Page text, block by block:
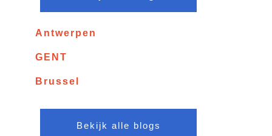
Antwerpen
GENT
Brussel
Bekijk alle blogs